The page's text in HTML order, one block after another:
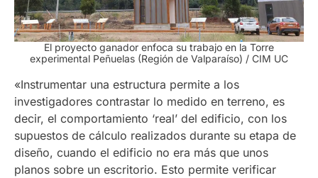
El proyecto ganador enfoca su trabajo en la Torre
experimental Peñuelas (Región de Valparaíso) / CIM UC
«Instrumentar una estructura permite a los
investigadores contrastar lo medido en terreno, es
decir, el comportamiento ‘real’ del edificio, con los
supuestos de cálculo realizados durante su etapa de
diseño, cuando el edificio no era más que unos
planos sobre un escritorio. Esto permite verificar